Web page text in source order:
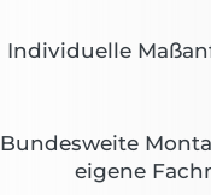
Individuelle
Bundesweite
eigene